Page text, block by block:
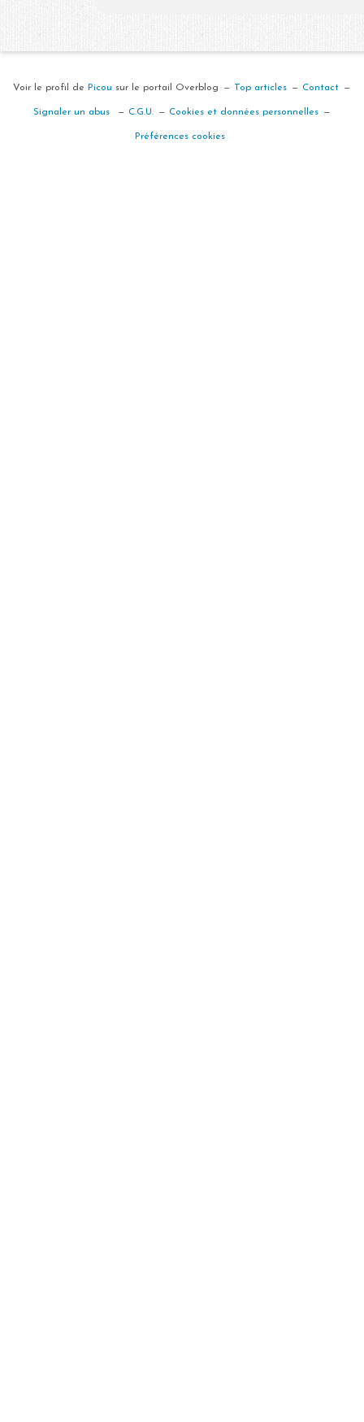
Voir le profil de Picou sur le portail Overblog Top articles Contact
Signaler un abus C.G.U. Cookies et données personnelles
Préférences cookies